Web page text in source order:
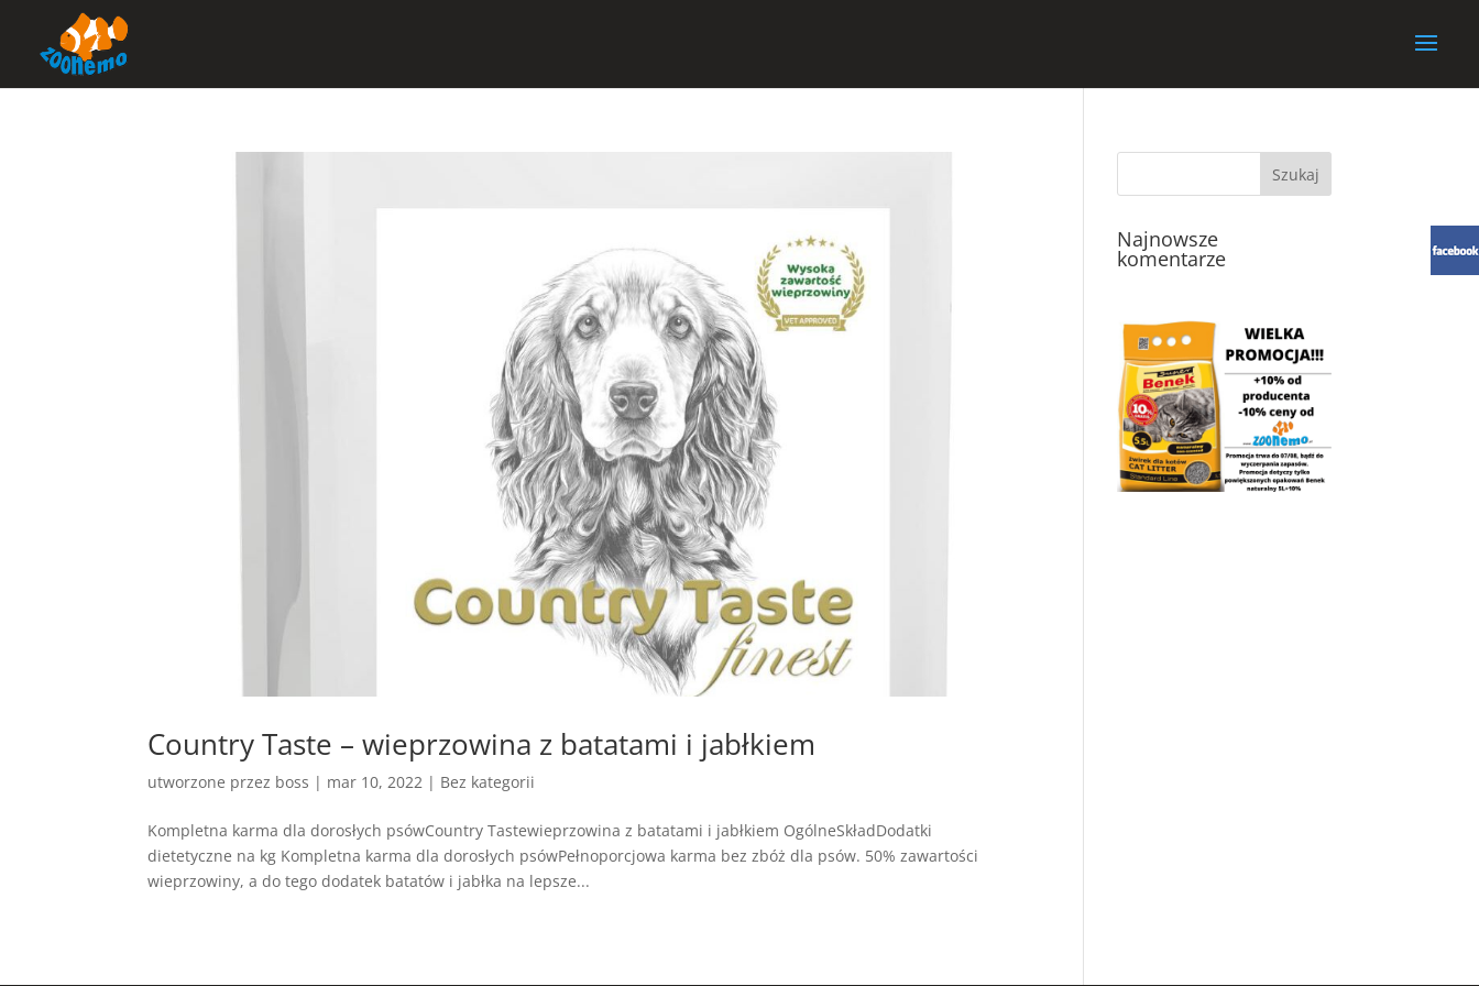
Country Taste – wieprzowina z batatami i jabłkiem
utworzone przez boss | mar 10, 2022 | Bez kategorii
Kompletna karma dla dorosłych psówCountry Tastewieprzowina z batatami i jabłkiem OgólneSkładDodatki
dietetyczne na kg Kompletna karma dla dorosłych psówPełnoporcjowa karma bez zbóż dla psów. 50% zawartości
wieprzowiny, a do tego dodatek batatów i jabłka na lepsze...
Najnowsze
komentarze